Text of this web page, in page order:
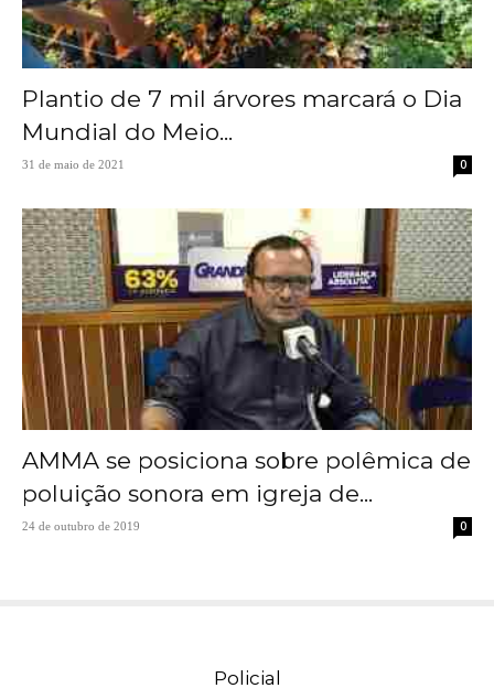
Plantio de 7 mil árvores marcará o Dia
Mundial do Meio...
31 de maio de 2021 0
AMMA se posiciona sobre polêmica de
poluição sonora em igreja de...
24 de outubro de 2019 0
Policial